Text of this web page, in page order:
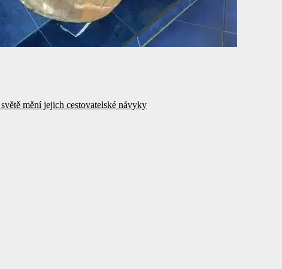
mění jejich cestovatelské návyky